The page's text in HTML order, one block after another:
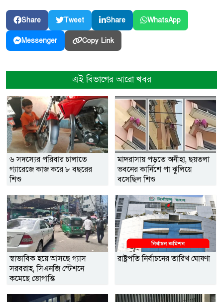
Share Tweet Share WhatsApp
Messenger Copy Link
এই বিভাগের আরো খবর
৬ সদস্যের পরিবার চালাতে
গ্যারেজে কাজ করে ৮ বছরের
শিশু
মাদরাসায় পড়তে অনীহা, ছয়তলা
ভবনের কার্নিশে পা ঝুলিয়ে
বসেছিল শিশু
স্বাভাবিক হয়ে আসছে গ্যাস
সরবরাহ, সিএনজি স্টেশনে
কমেছে ভোগান্তি
রাষ্ট্রপতি নির্বাচনের তারিখ ঘোষণা